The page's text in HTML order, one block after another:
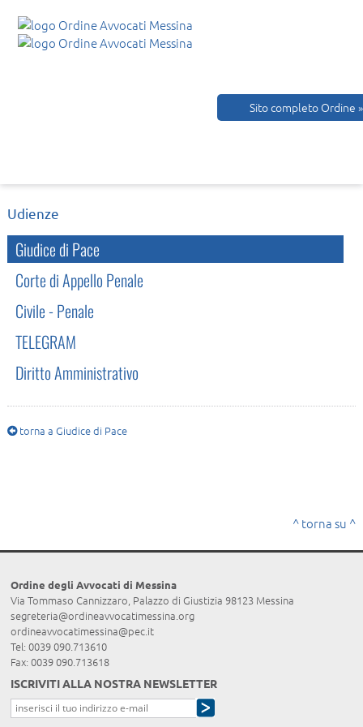
Sito completo Ordine »
Udienze
Giudice di Pace
Corte di Appello Penale
Civile - Penale
TELEGRAM
Diritto Amministrativo
torna a Giudice di Pace
^ torna su ^
Ordine degli Avvocati di Messina
Via Tommaso Cannizzaro, Palazzo di Giustizia 98123 Messina
segreteria@ordineavvocatimessina.org
ordineavvocatimessina@pec.it
Tel: 0039 090.713610
Fax: 0039 090.713618
ISCRIVITI ALLA NOSTRA NEWSLETTER